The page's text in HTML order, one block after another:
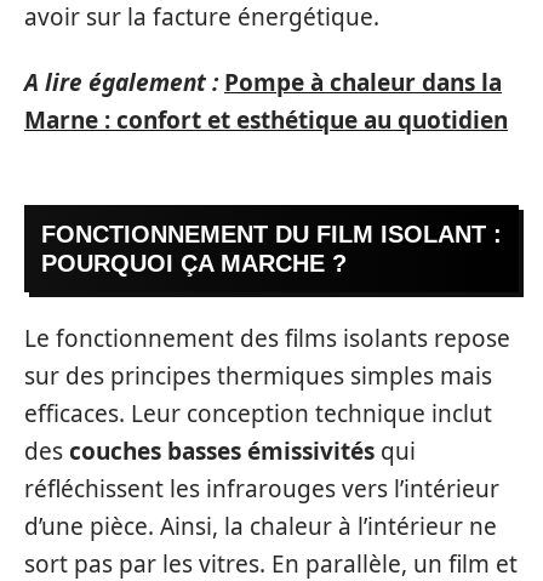
avoir sur la facture énergétique.
A lire également : Pompe à chaleur dans la
Marne : confort et esthétique au quotidien
FONCTIONNEMENT DU FILM ISOLANT :
POURQUOI ÇA MARCHE ?
Le fonctionnement des films isolants repose
sur des principes thermiques simples mais
efficaces. Leur conception technique inclut
descouches basses émissivités qui
réfléchissent les infrarouges vers l’intérieur
d’une pièce. Ainsi, la chaleur à l’intérieur ne
sort pas par les vitres. En parallèle, un film et